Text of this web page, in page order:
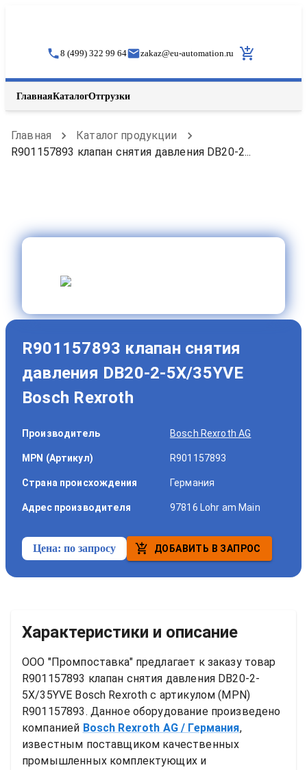
8 (499) 322 99 64 zakaz@eu-automation.ru
ГлавнаяКаталогОтгрузки
Главная
Каталог продукции
R901157893 клапан снятия давления DB20-2...
R901157893 клапан снятия
давления DB20-2-5X/35YVE
Bosch Rexroth
Производитель Bosch Rexroth AG
MPN (Артикул) R901157893
Страна происхождения Германия
Адрес производителя 97816 Lohr am Main
Цена: по запросу ДОБАВИТЬ В ЗАПРОС
Характеристики и описание
ООО "Промпоставка" предлагает к заказу товар
R901157893 клапан снятия давления DB20-2-
5X/35YVE Bosch Rexroth
R901157893. Данное оборудование произведено
компанией Bosch Rexroth AG / Германия,
известным поставщиком качественных
промышленных комплектующих и